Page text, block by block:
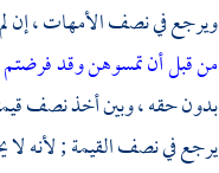
ويرجع في نصف الأمهات ، إن
من قبل أن تمسوهن وقد
بدون حقه ، وبين أخذ نصف
يرجع في نصف القيمة ; لأنه